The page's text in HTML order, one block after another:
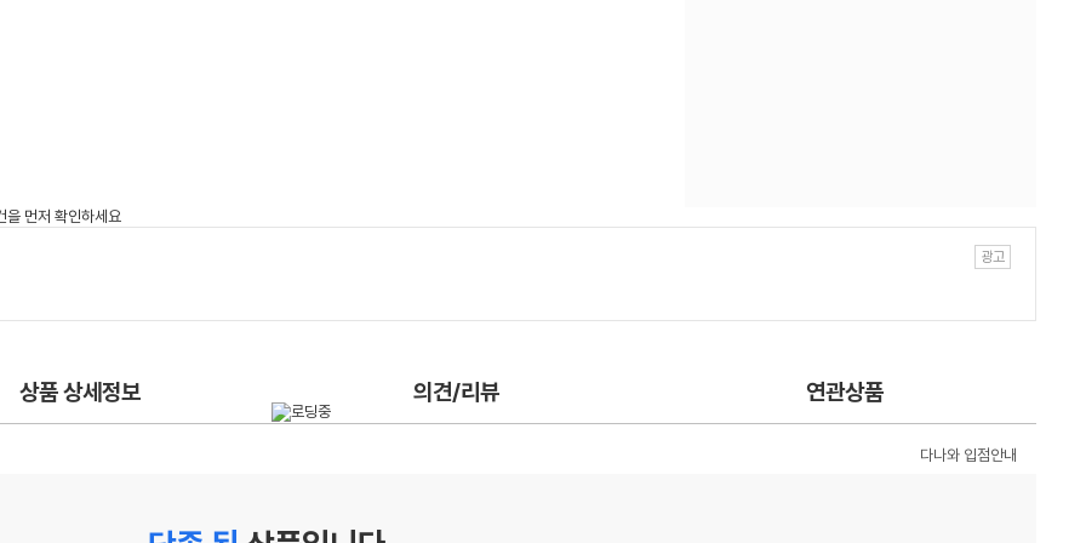
상품 상세정보 의견/리뷰 연관상품
다나와 입점안내